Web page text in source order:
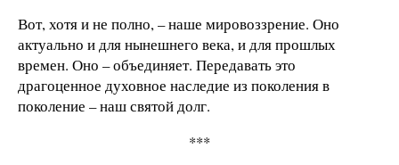
Вот, хотя и не полно, – наше мировоззрение. Оно
актуально и для нынешнего века, и для прошлых
времен. Оно – объединяет. Передавать это
драгоценное духовное наследие из поколения в
поколение – наш святой долг.
***